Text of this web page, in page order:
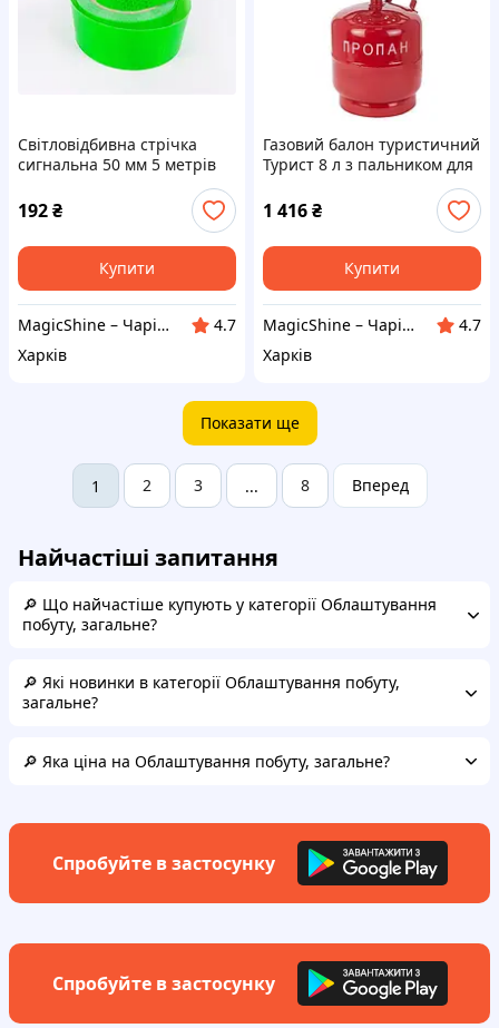
Світловідбивна стрічка
сигнальна 50 мм 5 метрів
для спецодягу та аксесуарів
192₴
Купити
MagicShine – Чарівне сяйво у кожному виробі
4.7
Харків
Газовий балон туристичний
Турист 8 л з пальником для
1 416₴
Купити
MagicShine – Чарівне сяйво у кожному виробі
4.7
Харків
Показати ще
1 2 3 ... 8 Вперед
Найчастіші запитання
🔎 Що найчастіше купують у категорії Облаштування
побуту, загальне?
🔎 Які новинки в категорії Облаштування побуту,
загальне?
🔎 Яка ціна на Облаштування побуту, загальне?
Спробуйте в застосунку
Спробуйте в застосунку